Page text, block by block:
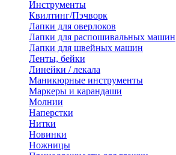
Инструменты
Квилтинг/Пэчворк
Лапки для оверлоков
Лапки для распошивальных машин
Лапки для швейных машин
Ленты, бейки
Линейки / лекала
Маникюрные инструменты
Маркеры и карандаши
Молнии
Наперстки
Нитки
Новинки
Ножницы